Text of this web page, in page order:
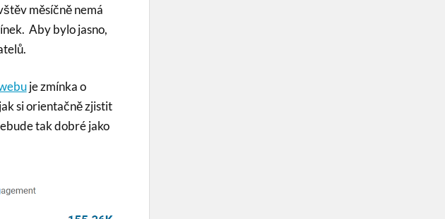
měsíčně nemá
Aby bylo jasno,
je zmínka o
si orientačně zjistit
tak dobré jako